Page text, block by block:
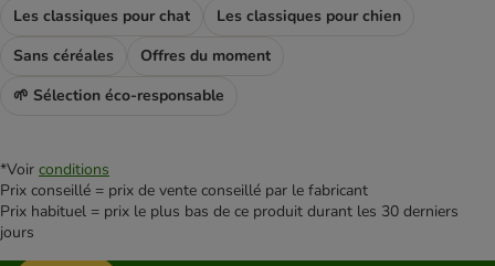
Les classiques pour chat
Les classiques pour chien
Sans céréales
Offres du moment
🌱 Sélection éco-responsable
*Voir conditions
Prix conseillé = prix de vente conseillé par le fabricant
Prix habituel = prix le plus bas de ce produit durant les 30 derniers
jours